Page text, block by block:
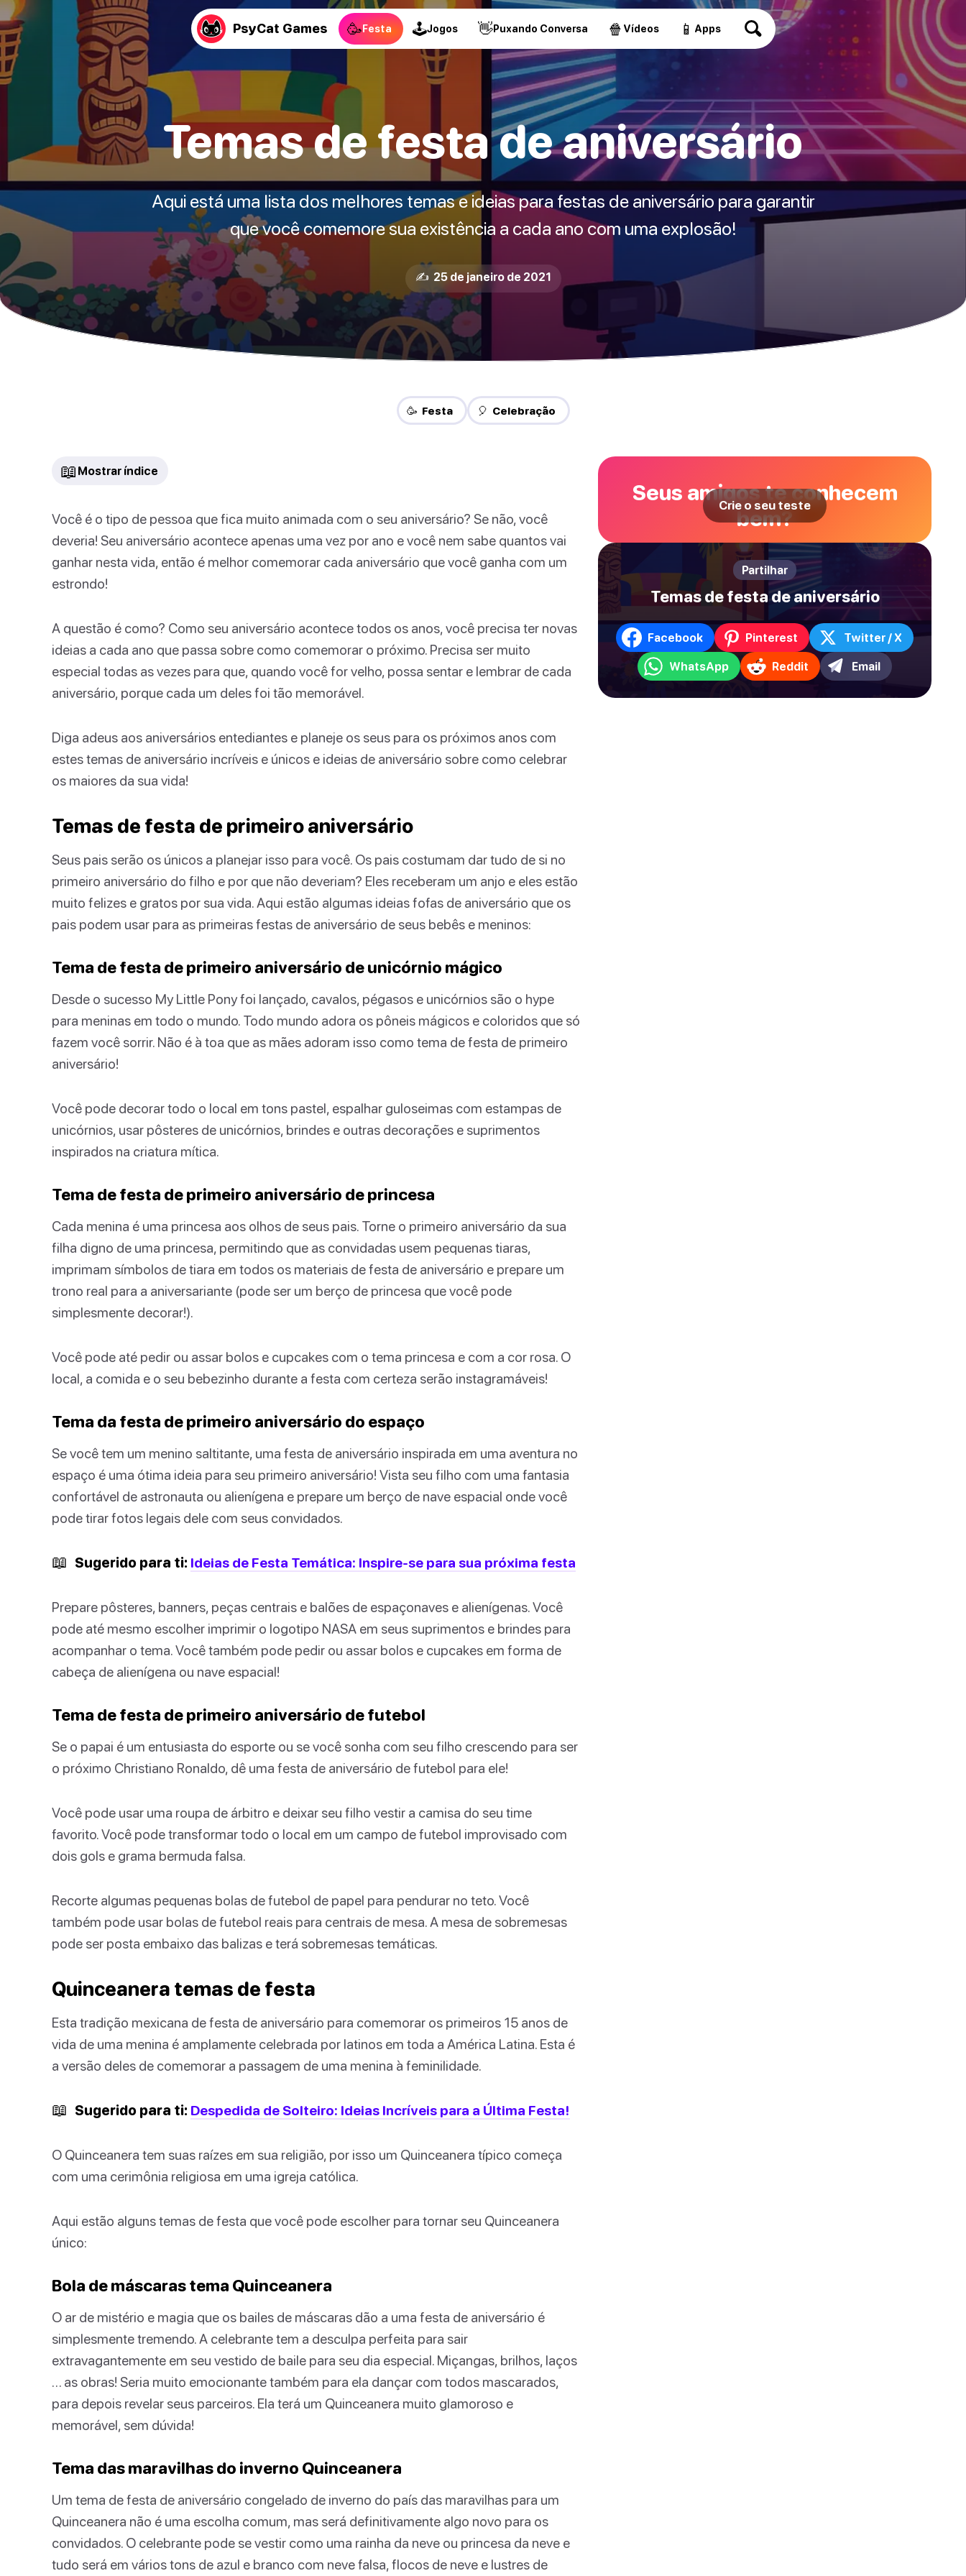
PsyCat Games 🥳Festa 🕹Jogos 👋Puxando Conversa 🍿 Vídeos 📱 Apps
Temas de festa de aniversário
Aqui está uma lista dos melhores temas e ideias para festas de aniversário para garantir
que você comemore sua existência a cada ano com uma explosão!
✍️ 25 de janeiro de 2021
🥳 Festa 🎈 Celebração
📖 Mostrar índice
Você é o tipo de pessoa que fica muito animada com o seu aniversário? Se não, você
deveria! Seu aniversário acontece apenas uma vez por ano e você nem sabe quantos vai
ganhar nesta vida, então é melhor comemorar cada aniversário que você ganha com um
estrondo!
A questão é como? Como seu aniversário acontece todos os anos, você precisa ter novas
ideias a cada ano que passa sobre como comemorar o próximo. Precisa ser muito
especial todas as vezes para que, quando você for velho, possa sentar e lembrar de cada
aniversário, porque cada um deles foi tão memorável.
Diga adeus aos aniversários entediantes e planeje os seus para os próximos anos com
estes temas de aniversário incríveis e únicos e ideias de aniversário sobre como celebrar
os maiores da sua vida!
Temas de festa de primeiro aniversário
Seus pais serão os únicos a planejar isso para você. Os pais costumam dar tudo de si no
primeiro aniversário do filho e por que não deveriam? Eles receberam um anjo e eles estão
muito felizes e gratos por sua vida. Aqui estão algumas ideias fofas de aniversário que os
pais podem usar para as primeiras festas de aniversário de seus bebês e meninos:
Tema de festa de primeiro aniversário de unicórnio mágico
Desde o sucesso My Little Pony foi lançado, cavalos, pégasos e unicórnios são o hype
para meninas em todo o mundo. Todo mundo adora os pôneis mágicos e coloridos que só
fazem você sorrir. Não é à toa que as mães adoram isso como tema de festa de primeiro
aniversário!
Você pode decorar todo o local em tons pastel, espalhar guloseimas com estampas de
unicórnios, usar pôsteres de unicórnios, brindes e outras decorações e suprimentos
inspirados na criatura mítica.
Tema de festa de primeiro aniversário de princesa
Cada menina é uma princesa aos olhos de seus pais. Torne o primeiro aniversário da sua
filha digno de uma princesa, permitindo que as convidadas usem pequenas tiaras,
imprimam símbolos de tiara em todos os materiais de festa de aniversário e prepare um
trono real para a aniversariante (pode ser um berço de princesa que você pode
simplesmente decorar!).
Você pode até pedir ou assar bolos e cupcakes com o tema princesa e com a cor rosa. O
local, a comida e o seu bebezinho durante a festa com certeza serão instagramáveis!
Tema da festa de primeiro aniversário do espaço
Se você tem um menino saltitante, uma festa de aniversário inspirada em uma aventura no
espaço é uma ótima ideia para seu primeiro aniversário! Vista seu filho com uma fantasia
confortável de astronauta ou alienígena e prepare um berço de nave espacial onde você
pode tirar fotos legais dele com seus convidados.
📖 Sugerido para ti: Ideias de Festa Temática: Inspire-se para sua próxima festa
Prepare pôsteres, banners, peças centrais e balões de espaçonaves e alienígenas. Você
pode até mesmo escolher imprimir o logotipo NASA em seus suprimentos e brindes para
acompanhar o tema. Você também pode pedir ou assar bolos e cupcakes em forma de
cabeça de alienígena ou nave espacial!
Tema de festa de primeiro aniversário de futebol
Se o papai é um entusiasta do esporte ou se você sonha com seu filho crescendo para ser
o próximo Christiano Ronaldo, dê uma festa de aniversário de futebol para ele!
Você pode usar uma roupa de árbitro e deixar seu filho vestir a camisa do seu time
favorito. Você pode transformar todo o local em um campo de futebol improvisado com
dois gols e grama bermuda falsa.
Recorte algumas pequenas bolas de futebol de papel para pendurar no teto. Você
também pode usar bolas de futebol reais para centrais de mesa. A mesa de sobremesas
pode ser posta embaixo das balizas e terá sobremesas temáticas.
Quinceanera temas de festa
Esta tradição mexicana de festa de aniversário para comemorar os primeiros 15 anos de
vida de uma menina é amplamente celebrada por latinos em toda a América Latina. Esta é
a versão deles de comemorar a passagem de uma menina à feminilidade.
📖 Sugerido para ti: Despedida de Solteiro: Ideias Incríveis para a Última Festa!
O Quinceanera tem suas raízes em sua religião, por isso um Quinceanera típico começa
com uma cerimônia religiosa em uma igreja católica.
Aqui estão alguns temas de festa que você pode escolher para tornar seu Quinceanera
único:
Bola de máscaras tema Quinceanera
O ar de mistério e magia que os bailes de máscaras dão a uma festa de aniversário é
simplesmente tremendo. A celebrante tem a desculpa perfeita para sair
extravagantemente em seu vestido de baile para seu dia especial. Miçangas, brilhos, laços
… as obras! Seria muito emocionante também para ela dançar com todos mascarados,
para depois revelar seus parceiros. Ela terá um Quinceanera muito glamoroso e
memorável, sem dúvida!
Tema das maravilhas do inverno Quinceanera
Um tema de festa de aniversário congelado de inverno do país das maravilhas para um
Quinceanera não é uma escolha comum, mas será definitivamente algo novo para os
convidados. O celebrante pode se vestir como uma rainha da neve ou princesa da neve e
tudo será em vários tons de azul e branco com neve falsa, flocos de neve e lustres de
Seus amigos te conhecem
bem?
Crie o seu teste
Partilhar
Temas de festa de aniversário
Facebook Pinterest Twitter / X
WhatsApp Reddit Email